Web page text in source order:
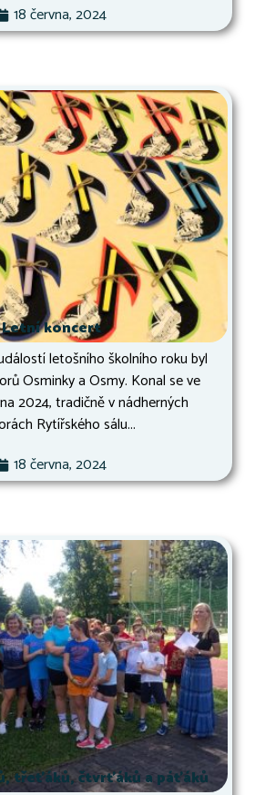
18 června, 2024
Letní koncert
letošního školního roku byl
Osminky a Osmy. Konal se ve
2024, tradičně v nádherných
Rytířského sálu...
18 června, 2024
třeťáků, čtvrťáků a páťáků